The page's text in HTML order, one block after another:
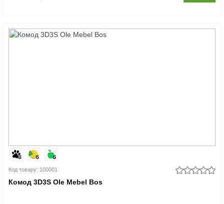
Код товару: 100001
Комод 3D3S Ole Mebel Bos